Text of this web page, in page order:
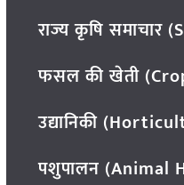
राज्य कृषि समाचार
फसल की खेती
उद्यानिकी
पशुपालन (Animal